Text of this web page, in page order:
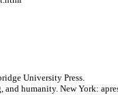
University Press.
humanity. New York: